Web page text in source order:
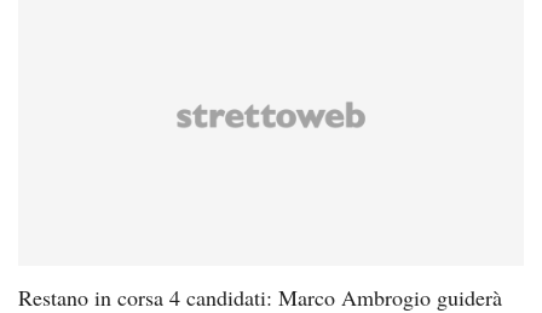
Restano in corsa 4 candidati: Marco Ambrogio guiderà